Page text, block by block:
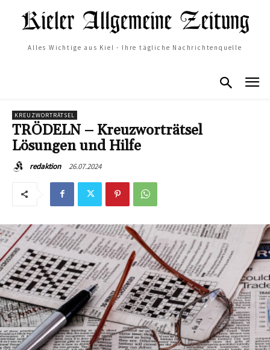
Alles Wichtige aus Kiel - Ihre tägliche Nachrichtenquelle
KREUZWORTRÄTSEL
TRÖDELN – Kreuzworträtsel
Lösungen und Hilfe
redaktion 26.07.2024